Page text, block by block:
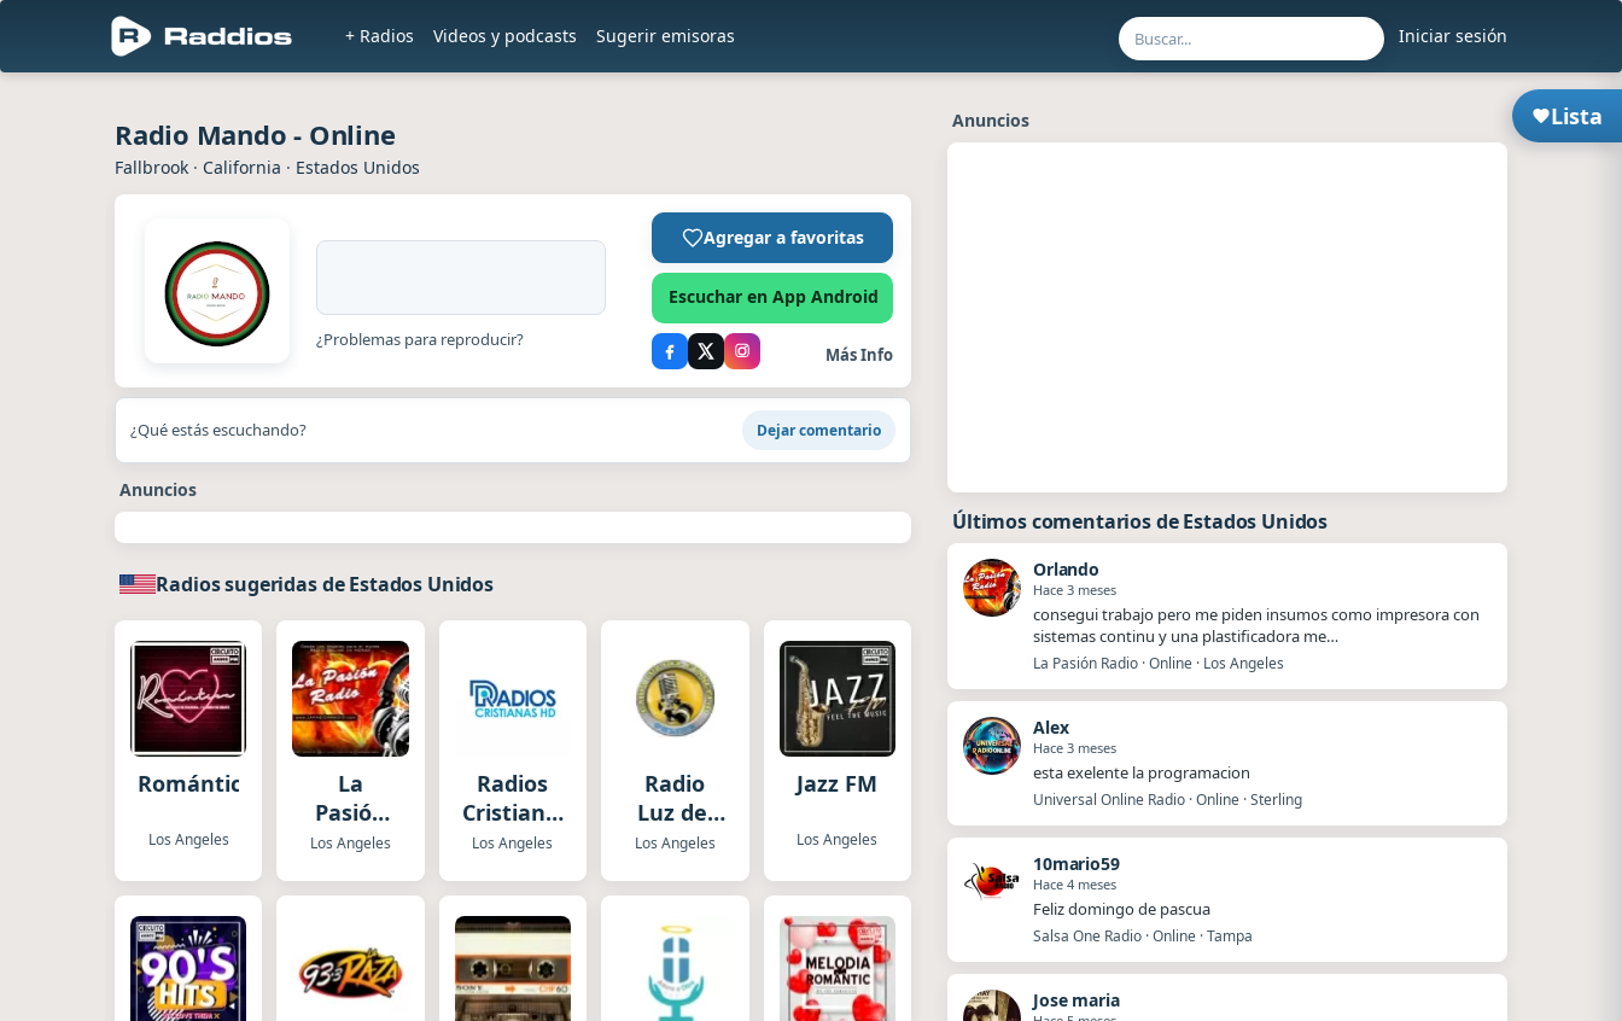
Iniciar sesión
+ Radios Videos y podcasts Sugerir emisoras
Lista
Radio Mando - Online
Fallbrook · California · Estados Unidos
¿Problemas para reproducir?
Agregar a favoritas
Escuchar en App Android
Más Info
¿Qué estás escuchando? Dejar comentario
Anuncios
Radios sugeridas de Estados Unidos
Romántica
Los Angeles
La
Pasión
Radio
Los Angeles
Radios
Cristianas
HD
Los Angeles
Radio
Luz del
Evangelio
Los Angeles
Jazz FM
Los Angeles
Anuncios
Últimos comentarios de Estados Unidos
Orlando
Hace 3 meses
​​consegui trabajo pero me piden insumos como impresora con
sistemas continu y una plastificadora me…
La Pasión Radio · Online · Los Angeles
Alex
Hace 3 meses
esta exelente la programacion
Universal Online Radio · Online · Sterling
10mario59
Hace 4 meses
Feliz domingo de pascua
Salsa One Radio · Online · Tampa
Jose maria